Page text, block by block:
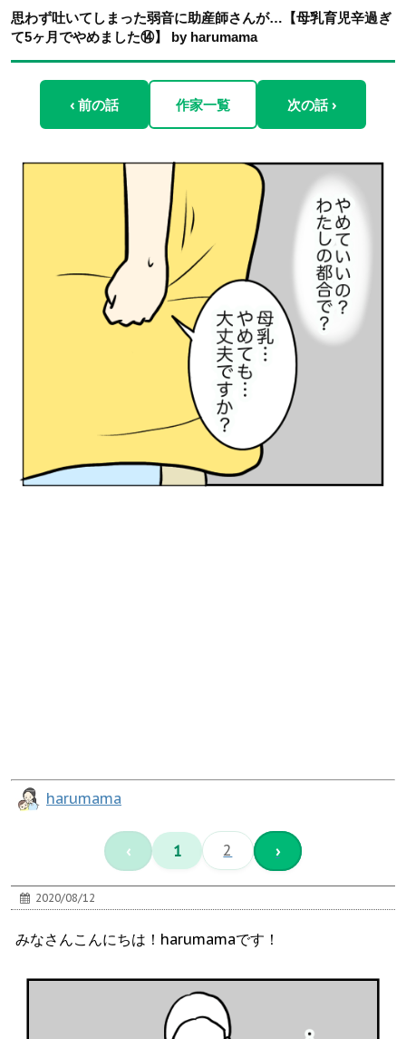
思わず吐いてしまった弱音に助産師さんが…【母乳育児辛過ぎ
て5ヶ月でやめました⑭】 by harumama
‹ 前の話 作家一覧 次の話 ›
harumama
‹ 1 2 ›
2020/08/12
みなさんこんにちは！harumamaです！